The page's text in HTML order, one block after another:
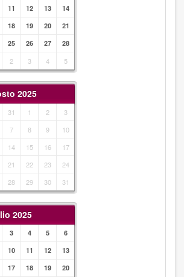
11 12 13
14
18 19 20
21
25 26 27
28
2 3 4 5
2025
31 1 2
3
7 8 9
10
14 15 16
17
21 22 23
24
28 29 30 31
2025
3 4 5
6
10 11 12
13
17 18 19
20